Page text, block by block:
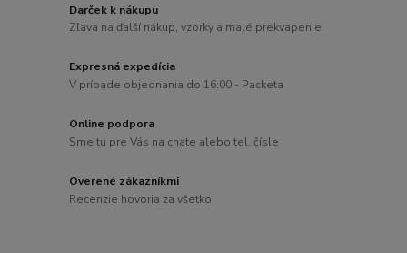
Darček k nákupu
Zľava na ďalší nákup, vzorky a malé prekvapenie
Expresná expedícia
V prípade objednania do 16:00 - Packeta
Online podpora
Sme tu pre Vás na chate alebo tel. čísle
Overené zákazníkmi
Recenzie hovoria za všetko